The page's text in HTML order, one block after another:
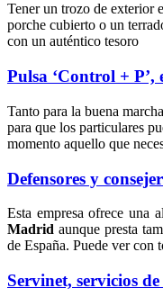
Tener un trozo de exterior
porche cubierto o un
con un auténtico tesoro
Pulsa ‘Control +
Tanto para la buena
para que los particulares
momento aquello que
Defensores y
Esta empresa ofrece una
Madrid aunque presta
de España. Puede ver con
Servinet, servicios